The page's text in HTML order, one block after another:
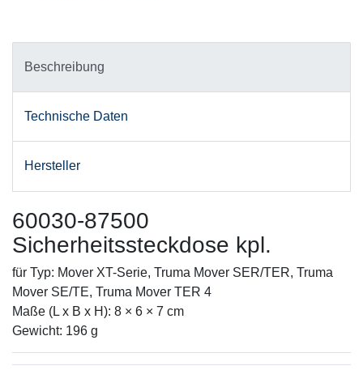
Beschreibung
Technische Daten
Hersteller
60030-87500
Sicherheitssteckdose kpl.
für Typ: Mover XT-Serie, Truma Mover SER/TER, Truma
Mover SE/TE, Truma Mover TER 4
Maße (L x B x H): 8 × 6 × 7 cm
Gewicht: 196 g